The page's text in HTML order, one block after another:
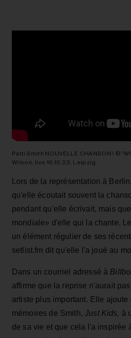
Patti Smith NOUVELLE CHANSON !
Wilson, live 16.10.23, Leipzig
Lors de la représentation à
qu'elle écoutait souvent la
pendant qu'elle écrivait, mais
mondiale» d'elle qui la chante.
un élément régulier de ses
setlist.fm dit qu'elle l'a joué au
Dans un courriel adressé à
affirme que la reprise n'aurait
artiste plus important. Elle
mémoires de Smith,Just Kids, à
de sa vie et que cela l'a inspirée